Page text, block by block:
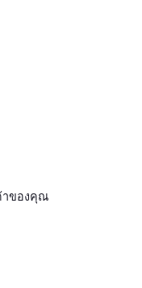
าของคุณ